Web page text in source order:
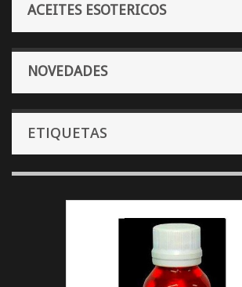
ACEITES ESOTERICOS
NOVEDADES
ETIQUETAS